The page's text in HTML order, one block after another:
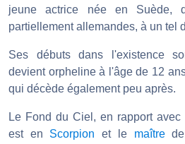
jeune actrice née en Suède,
partiellement allemandes, à un tel
Ses débuts dans l'existence
devient orpheline à l'âge de 12
qui décède également peu après.
Le Fond du Ciel, en rapport
est en Scorpion et le maîtrede